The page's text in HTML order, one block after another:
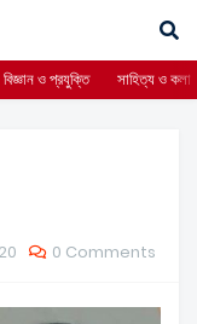
বিজ্ঞান ও প্রযুক্তি সাহিত্য ও কলা
0 Comments